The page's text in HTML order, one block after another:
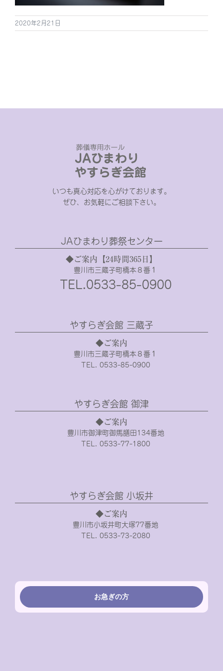
2020年2月21日
いつも真心対応を心がけております。
ぜひ、お気軽にご相談下さい。
JAひまわり葬祭センター
◆ご案内【24時間365日】
豊川市三蔵子町橋本８番１
TEL.0533-85-0900
やすらぎ会館 三蔵子
◆ご案内
豊川市三蔵子町橋本８番１
TEL. 0533-85-0900
やすらぎ会館 御津
◆ご案内
豊川市御津町御馬膳田134番地
TEL. 0533-77-1800
やすらぎ会館 小坂井
◆ご案内
豊川市小坂井町大塚77番地
TEL. 0533-73-2080
お急ぎの方